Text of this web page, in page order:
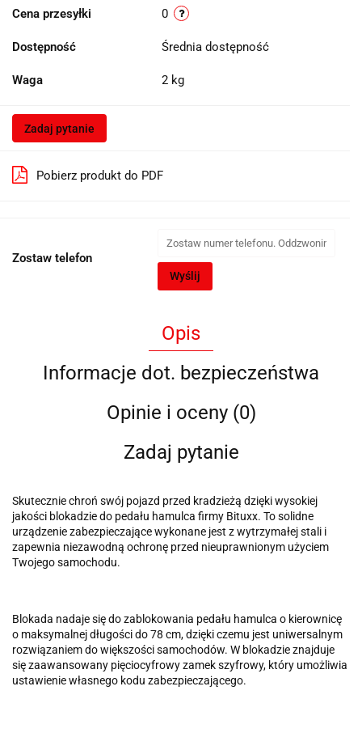
Cena przesyłki 0
Dostępność Średnia dostępność
Waga 2 kg
Zadaj pytanie
Pobierz produkt do PDF
Zostaw telefon
Wyślij
Opis
Informacje dot. bezpieczeństwa
Opinie i oceny (0)
Zadaj pytanie
Skutecznie chroń swój pojazd przed kradzieżą dzięki wysokiej
jakości blokadzie do pedału hamulca firmy Bituxx. To solidne
urządzenie zabezpieczające wykonane jest z wytrzymałej stali i
zapewnia niezawodną ochronę przed nieuprawnionym użyciem
Twojego samochodu.
Blokada nadaje się do zablokowania pedału hamulca o kierownicę
o maksymalnej długości do 78 cm, dzięki czemu jest uniwersalnym
rozwiązaniem do większości samochodów. W blokadzie znajduje
się zaawansowany pięciocyfrowy zamek szyfrowy, który umożliwia
ustawienie własnego kodu zabezpieczającego.